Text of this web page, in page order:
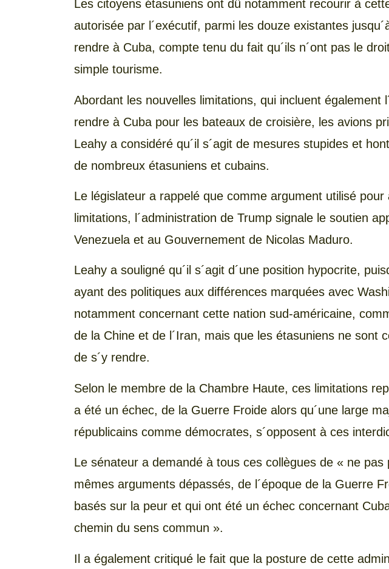
Les citoyens étasuniens ont dû notamment recourir à
autorisée par l´exécutif, parmi les douze existantes
rendre à Cuba, compte tenu du fait qu´ils n´ont pas le
simple tourisme.
Abordant les nouvelles limitations, qui incluent également
rendre à Cuba pour les bateaux de croisière, les avions
Leahy a considéré qu´il s´agit de mesures stupides et
de nombreux étasuniens et cubains.
Le législateur a rappelé que comme argument utilisé pour
limitations, l´administration de Trump signale le soutien
Venezuela et au Gouvernement de Nicolas Maduro.
Leahy a souligné qu´il s´agit d´une position hypocrite,
ayant des politiques aux différences marquées avec
notamment concernant cette nation sud-américaine,
de la Chine et de l´Iran, mais que les étasuniens ne sont
de s´y rendre.
Selon le membre de la Chambre Haute, ces limitations
a été un échec, de la Guerre Froide alors qu´une large
républicains comme démocrates, s´opposent à ces
Le sénateur a demandé à tous ces collègues de « ne pas
mêmes arguments dépassés, de l´époque de la Guerre
basés sur la peur et qui ont été un échec concernant
chemin du sens commun ».
Il a également critiqué le fait que la posture de cette